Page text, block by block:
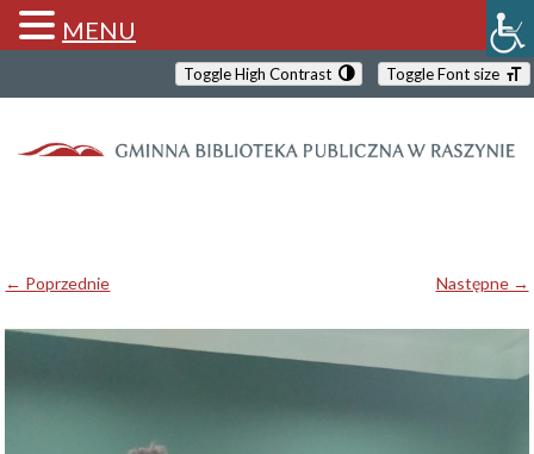
Toggle High Contrast Toggle Font size
← Poprzednie Następne →
MENU